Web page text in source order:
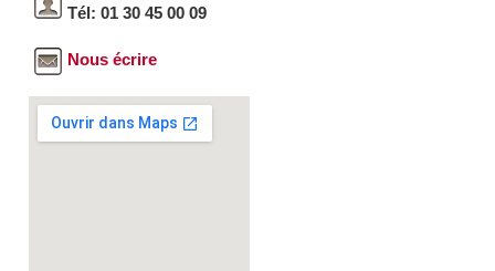
Tél: 01 30 45 00 09
Nous écrire